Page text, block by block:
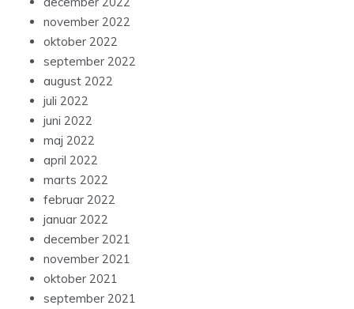
november 2022
oktober 2022
september 2022
august 2022
juli 2022
juni 2022
maj 2022
april 2022
marts 2022
februar 2022
januar 2022
december 2021
november 2021
oktober 2021
september 2021